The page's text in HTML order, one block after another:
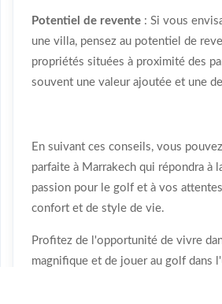
Potentiel de revente: Si vous
une villa, pensez au potentiel de
propriétés situées à proximité des
souvent une valeur ajoutée et une
En suivant ces conseils, vous
parfaite à Marrakech qui répondra à
passion pour le golf et à vos
confort et de style de vie.
Profitez de l'opportunité de vivre
magnifique et de jouer au golf dans